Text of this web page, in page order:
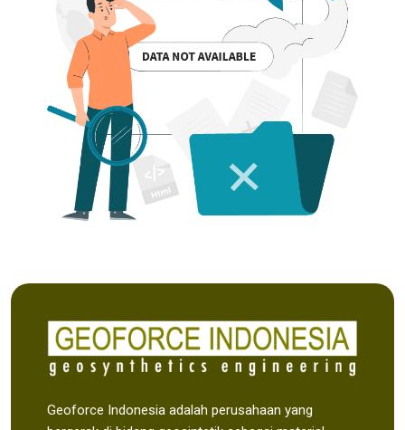
Geoforce Indonesia adalah perusahaan yang